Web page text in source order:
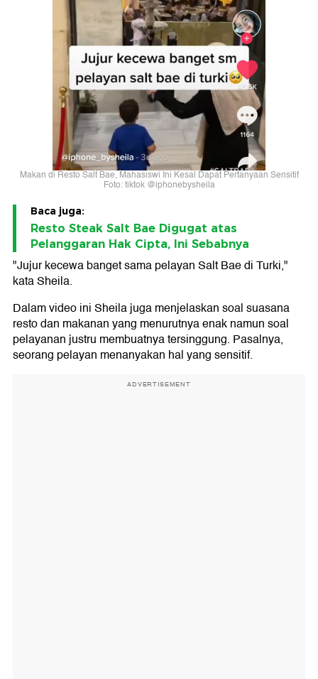
Makan di Resto Salt Bae, Mahasiswi Ini Kesal Dapat Pertanyaan Sensitif
Foto: tiktok @iphonebysheila
Baca juga:
Resto Steak Salt Bae Digugat atas
Pelanggaran Hak Cipta, Ini Sebabnya
"Jujur kecewa banget sama pelayan Salt Bae di Turki,"
kata Sheila.
Dalam video ini Sheila juga menjelaskan soal suasana
resto dan makanan yang menurutnya enak namun soal
pelayanan justru membuatnya tersinggung. Pasalnya,
seorang pelayan menanyakan hal yang sensitif.
ADVERTISEMENT